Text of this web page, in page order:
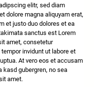
elitr, sed diam
dolore magna aliquyam erat,
et justo duo dolores et ea
sanctus est Lorem
amet, consetetur
invidunt ut labore et
At vero eos et accusam
kasd gubergren, no sea
amet.